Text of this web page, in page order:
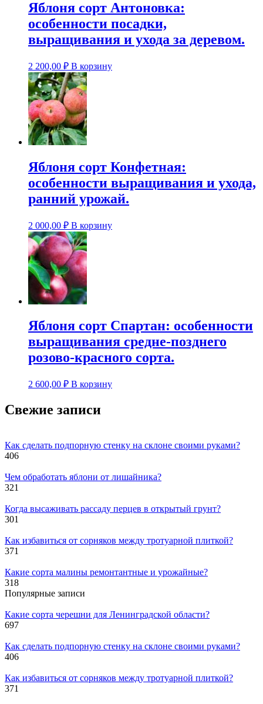
Яблоня сорт Антоновка:
особенности посадки,
выращивания и ухода за деревом.
2 200,00 ₽ В корзину
Яблоня сорт Конфетная:
особенности выращивания и ухода,
ранний урожай.
2 000,00 ₽ В корзину
Яблоня сорт Спартан: особенности
выращивания средне-позднего
розово-красного сорта.
2 600,00 ₽ В корзину
Свежие записи
Как сделать подпорную стенку на склоне своими руками?
406
Чем обработать яблони от лишайника?
321
Когда высаживать рассаду перцев в открытый грунт?
301
Как избавиться от сорняков между тротуарной плиткой?
371
Какие сорта малины ремонтантные и урожайные?
318
Популярные записи
Какие сорта черешни для Ленинградской области?
697
Как сделать подпорную стенку на склоне своими руками?
406
Как избавиться от сорняков между тротуарной плиткой?
371